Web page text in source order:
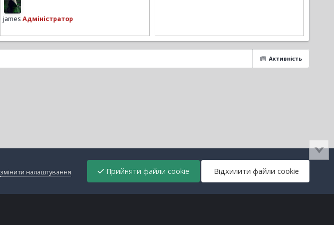
james Адміністратор
Активність
змінити налаштування
Прийняти файли cookie Відхилити файли cookie